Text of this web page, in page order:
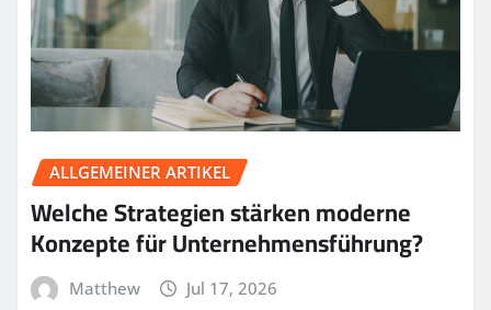
ALLGEMEINER ARTIKEL
Welche Strategien stärken moderne
Konzepte für Unternehmensführung?
Matthew Jul 17, 2026